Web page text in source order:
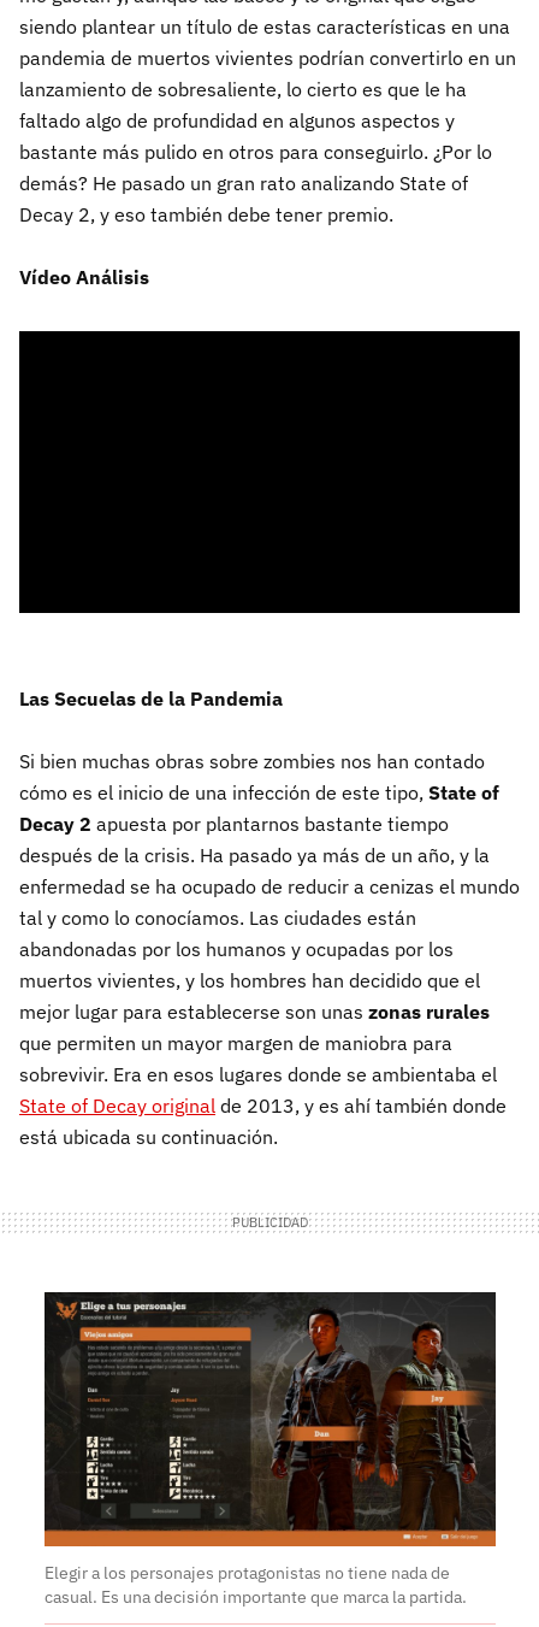
siendo plantear un título de estas características en una
pandemia de muertos vivientes podrían convertirlo en un
lanzamiento de sobresaliente, lo cierto es que le ha
faltado algo de profundidad en algunos aspectos y
bastante más pulido en otros para conseguirlo. ¿Por lo
demás? He pasado un gran rato analizando State of
Decay 2, y eso también debe tener premio.
Vídeo Análisis
Las Secuelas de la Pandemia
Si bien muchas obras sobre zombies nos han contado
cómo es el inicio de una infección de este tipo, State of
Decay 2 apuesta por plantarnos bastante tiempo
después de la crisis. Ha pasado ya más de un año, y la
enfermedad se ha ocupado de reducir a cenizas el mundo
tal y como lo conocíamos. Las ciudades están
abandonadas por los humanos y ocupadas por los
muertos vivientes, y los hombres han decidido que el
mejor lugar para establecerse son unas zonas rurales
que permiten un mayor margen de maniobra para
sobrevivir. Era en esos lugares donde se ambientaba el
State of Decay original de 2013, y es ahí también donde
está ubicada su continuación.
Elegir a los personajes protagonistas no tiene nada de
casual. Es una decisión importante que marca la partida.